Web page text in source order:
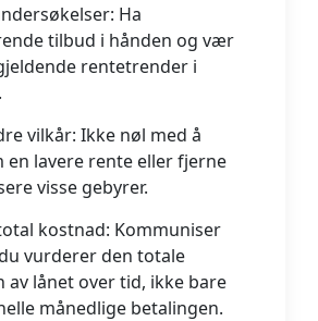
Ha
tilbud i hånden og vær
rentetrender i
vilkår: Ikke nøl med å
en lavere rente eller fjerne
visse gebyrer.
kostnad: Kommuniser
vurderer den totale
av lånet over tid, ikke bare
månedlige betalingen.